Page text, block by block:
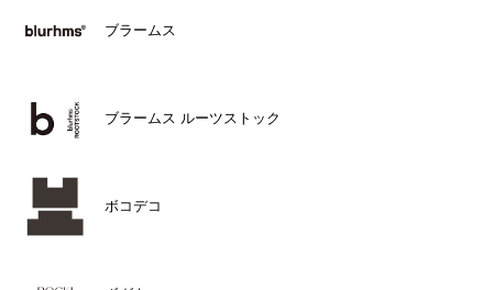
ブラームス
ブラームス ルーツストック
ボコデコ